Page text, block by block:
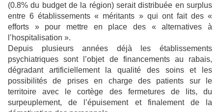
(0.8% du budget de la région) serait distribuée en surplus
entre 6 établissements « méritants » qui ont fait des «
efforts » pour mettre en place des « alternatives à
l’hospitalisation ».
Depuis plusieurs années déjà les établissements
psychiatriques sont l’objet de financements au rabais,
dégradant artificiellement la qualité des soins et les
possibilités de prises en charge des patients sur le
territoire avec le cortège des fermetures de lits, du
surpeuplement, de l’épuisement et finalement de la